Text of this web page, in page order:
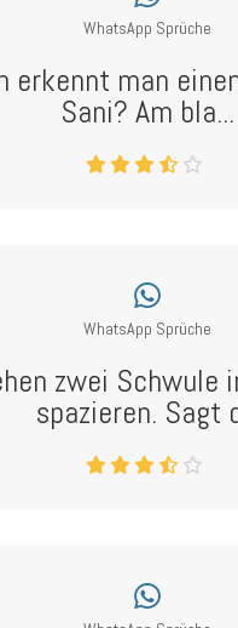
WhatsApp Sprüche
erkennt man
Sani? Am bla...
WhatsApp Sprüche
zwei Schwule
spazieren. Sagt